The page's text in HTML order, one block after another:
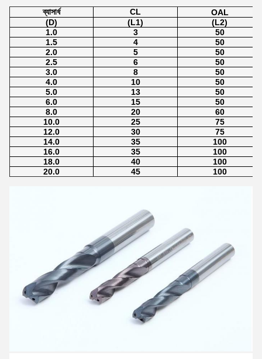
ব্যাসার্ধ CL
OAL
(D)
(L1)
(L2)
1.0
3
50
1.5
4
50
2.0
5
50
2.5
6
50
3.0
8
50
4.0
10
50
5.0
13
50
6.0
15
50
8.0
20
60
10.0
25
75
12.0
30
75
14.0
35
100
16.0
35
100
18.0
40
100
20.0
45 100